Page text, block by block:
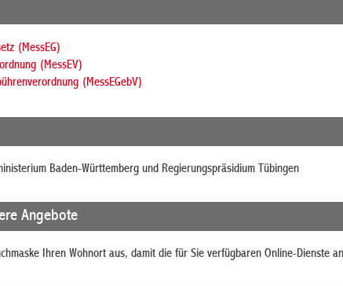
(MessEG)
(MessEV)
(MessEGebV)
Baden-Württemberg und Regierungspräsidium Tübingen
Angebote
Ihren Wohnort aus, damit die für Sie verfügbaren Online-Dienste